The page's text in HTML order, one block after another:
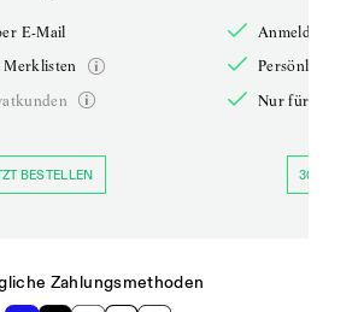
E-Mail
Merklisten
BESTELLEN
Anmelden
Persönliche
Nur für
30 TAGE
Zahlungsmethoden